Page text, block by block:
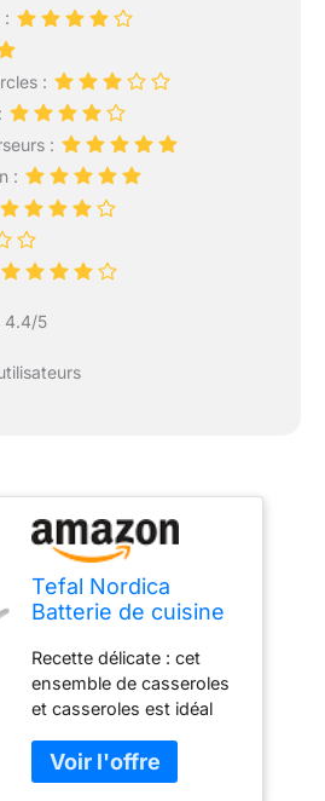
:
:
:
:
4.4/5
Tefal Nordica
Batterie de cuisine
16 cm + Faitouts
18/20/24 cm en
acier inoxydable +
Couvercles verre,
Becs verseurs,
Egouttage facile,
Recette délicate : cet
ensemble de casseroles
et casseroles est idéal
repas familiaux comme
les pâtes ou le riz, mais